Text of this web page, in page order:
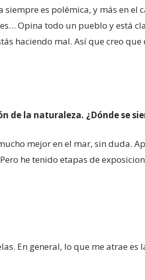
es polémica, y más en el
Opina todo un pueblo y está
haciendo mal. Así que creo
de la naturaleza. ¿Dónde se
mejor en el mar, sin duda.
he tenido etapas de
En general, lo que me atrae es